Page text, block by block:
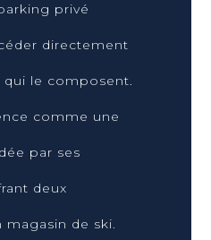
privé
directement
qui le composent.
comme une
par ses
deux
magasin de ski.